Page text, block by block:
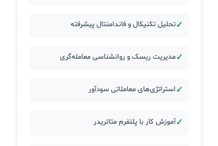
✓تحلیل تکنیکال و فاندامنتال پیشرفته
✓مدیریت ریسک و روانشناسی معامله‌گری
✓استراتژی‌های معاملاتی سودآور
✓آموزش کار با پلتفرم متاتریدر